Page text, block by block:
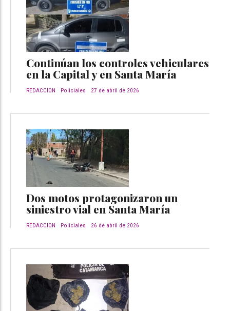
Continúan los controles vehiculares
en la Capital y en Santa María
REDACCION Policiales 27 de abril de 2026
Dos motos protagonizaron un
siniestro vial en Santa María
REDACCION Policiales 26 de abril de 2026